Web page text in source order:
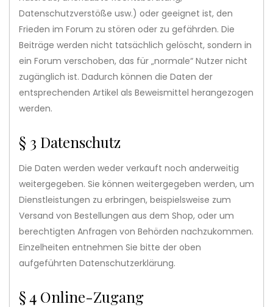
Datenschutzverstöße usw.) oder geeignet ist, den
Frieden im Forum zu stören oder zu gefährden. Die
Beiträge werden nicht tatsächlich gelöscht, sondern in
ein Forum verschoben, das für „normale“ Nutzer nicht
zugänglich ist. Dadurch können die Daten der
entsprechenden Artikel als Beweismittel herangezogen
werden.
§ 3 Datenschutz
Die Daten werden weder verkauft noch anderweitig
weitergegeben. Sie können weitergegeben werden, um
Dienstleistungen zu erbringen, beispielsweise zum
Versand von Bestellungen aus dem Shop, oder um
berechtigten Anfragen von Behörden nachzukommen.
Einzelheiten entnehmen Sie bitte der oben
aufgeführten Datenschutzerklärung.
§ 4 Online-Zugang